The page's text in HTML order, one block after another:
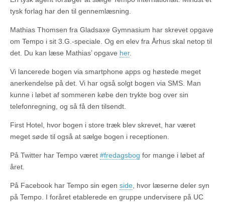
tysk forlag har den til gennemlæsning.
Mathias Thomsen fra Gladsaxe Gymnasium har skrevet opgave
om Tempo i sit 3.G.-speciale. Og en elev fra Århus skal netop til
det. Du kan læse Mathias’ opgave her.
Vi lancerede bogen via smartphone apps og høstede meget
anerkendelse på det. Vi har også solgt bogen via SMS. Man
kunne i løbet af sommeren købe den trykte bog over sin
telefonregning, og så få den tilsendt.
First Hotel, hvor bogen i store træk blev skrevet, har været
meget søde til også at sælge bogen i receptionen.
På Twitter har Tempo været #fredagsbog for mange i løbet af
året.
På Facebook har Tempo sin egen side, hvor læserne deler syn
på Tempo. I foråret etablerede en gruppe undervisere på UC